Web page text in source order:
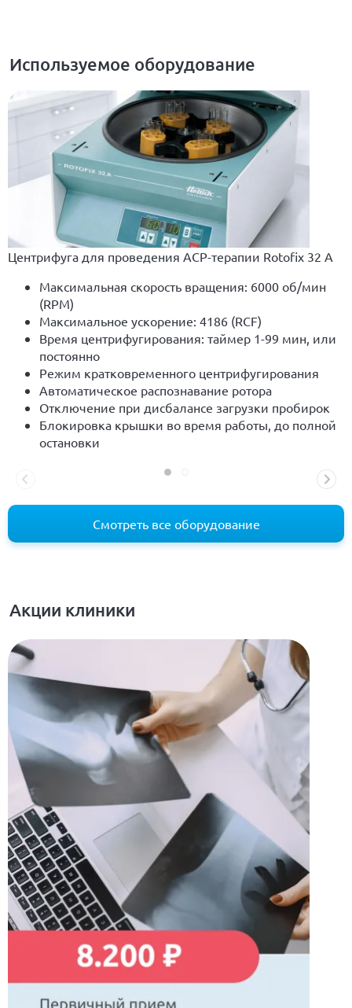
Используемое оборудование
Смотреть все оборудование
Центрифуга для проведения ACP-терапии Rotofix 32 A
Максимальная скорость вращения: 6000 об/мин
(RPM)
Максимальное ускорение: 4186 (RCF)
Время центрифугирования: таймер 1-99 мин, или
постоянно
Режим кратковременного центрифугирования
Автоматическое распознавание ротора
Отключение при дисбалансе загрузки пробирок
Блокировка крышки во время работы, до полной
остановки
Акции клиники